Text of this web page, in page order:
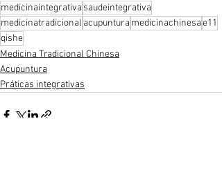
medicinaintegrativa saudeintegrativa
medicinatradicional acupuntura medicinachinesae11
qishe
Medicina Tradicional Chinesa
Acupuntura
Práticas integrativas